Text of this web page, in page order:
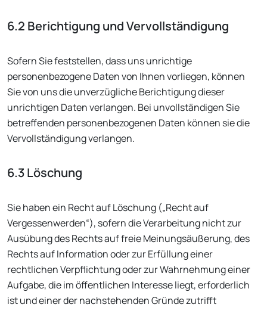
6.2 Berichtigung und Vervollständigung
Sofern Sie feststellen, dass uns unrichtige
personenbezogene Daten von Ihnen vorliegen, können
Sie von uns die unverzügliche Berichtigung dieser
unrichtigen Daten verlangen. Bei unvollständigen Sie
betreffenden personenbezogenen Daten können sie die
Vervollständigung verlangen.
6.3 Löschung
Sie haben ein Recht auf Löschung („Recht auf
Vergessenwerden“), sofern die Verarbeitung nicht zur
Ausübung des Rechts auf freie Meinungsäußerung, des
Rechts auf Information oder zur Erfüllung einer
rechtlichen Verpflichtung oder zur Wahrnehmung einer
Aufgabe, die im öffentlichen Interesse liegt, erforderlich
ist und einer der nachstehenden Gründe zutrifft